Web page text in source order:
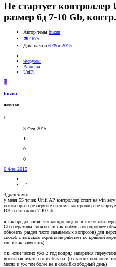
Не стартует контроллер
размер бд 7-10 Gb,
Автор темы buzun
👁 4675
Дата начала 6 Фев 2015
Форумы
Разделы
UniFi
B
buzun
новичок
3 Фев 2015
1
0
0
6 Фев 2015
#1
Здравствуйте,
у меня 55 точек Unifi AP контроллер стоит на win
потом при перезагрузке системы контроллер не
DB весит около 7-10 Gb,
я так предполагаю что контроллер не в состоянии
Gb оперативы, можно ли как нибудь поподробнее
обновить раздел часто задаваемых вопросов) для
способ с запуском скрипта не работает по крайней
где и как запускать).
т.к. если честно уже 2 год подряд запарился
восстанавливать его из бэкапа. (по закону подлости
месяц и уж тем более не в самый свободный день)